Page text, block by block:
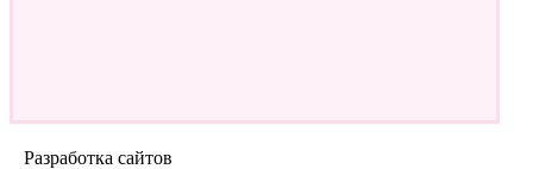
Разработка сайтов